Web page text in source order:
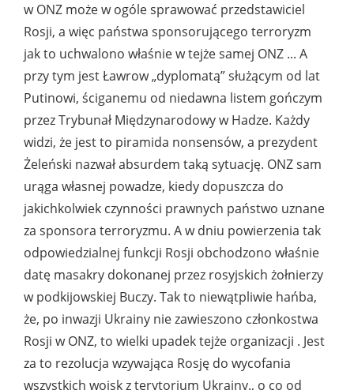
w ONZ może w ogóle sprawować przedstawiciel
Rosji, a więc państwa sponsorującego terroryzm
jak to uchwalono właśnie w tejże samej ONZ ... A
przy tym jest Ławrow „dyplomatą” służącym od lat
Putinowi, ściganemu od niedawna listem gończym
przez Trybunał Międzynarodowy w Hadze. Każdy
widzi, że jest to piramida nonsensów, a prezydent
Żeleński nazwał absurdem taką sytuację. ONZ sam
urąga własnej powadze, kiedy dopuszcza do
jakichkolwiek czynności prawnych państwo uznane
za sponsora terroryzmu. A w dniu powierzenia tak
odpowiedzialnej funkcji Rosji obchodzono właśnie
datę masakry dokonanej przez rosyjskich żołnierzy
w podkijowskiej Buczy. Tak to niewątpliwie hańba,
że, po inwazji Ukrainy nie zawieszono członkostwa
Rosji w ONZ, to wielki upadek tejże organizacji . Jest
za to rezolucja wzywająca Rosję do wycofania
wszystkich wojsk z terytorium Ukrainy., o co od